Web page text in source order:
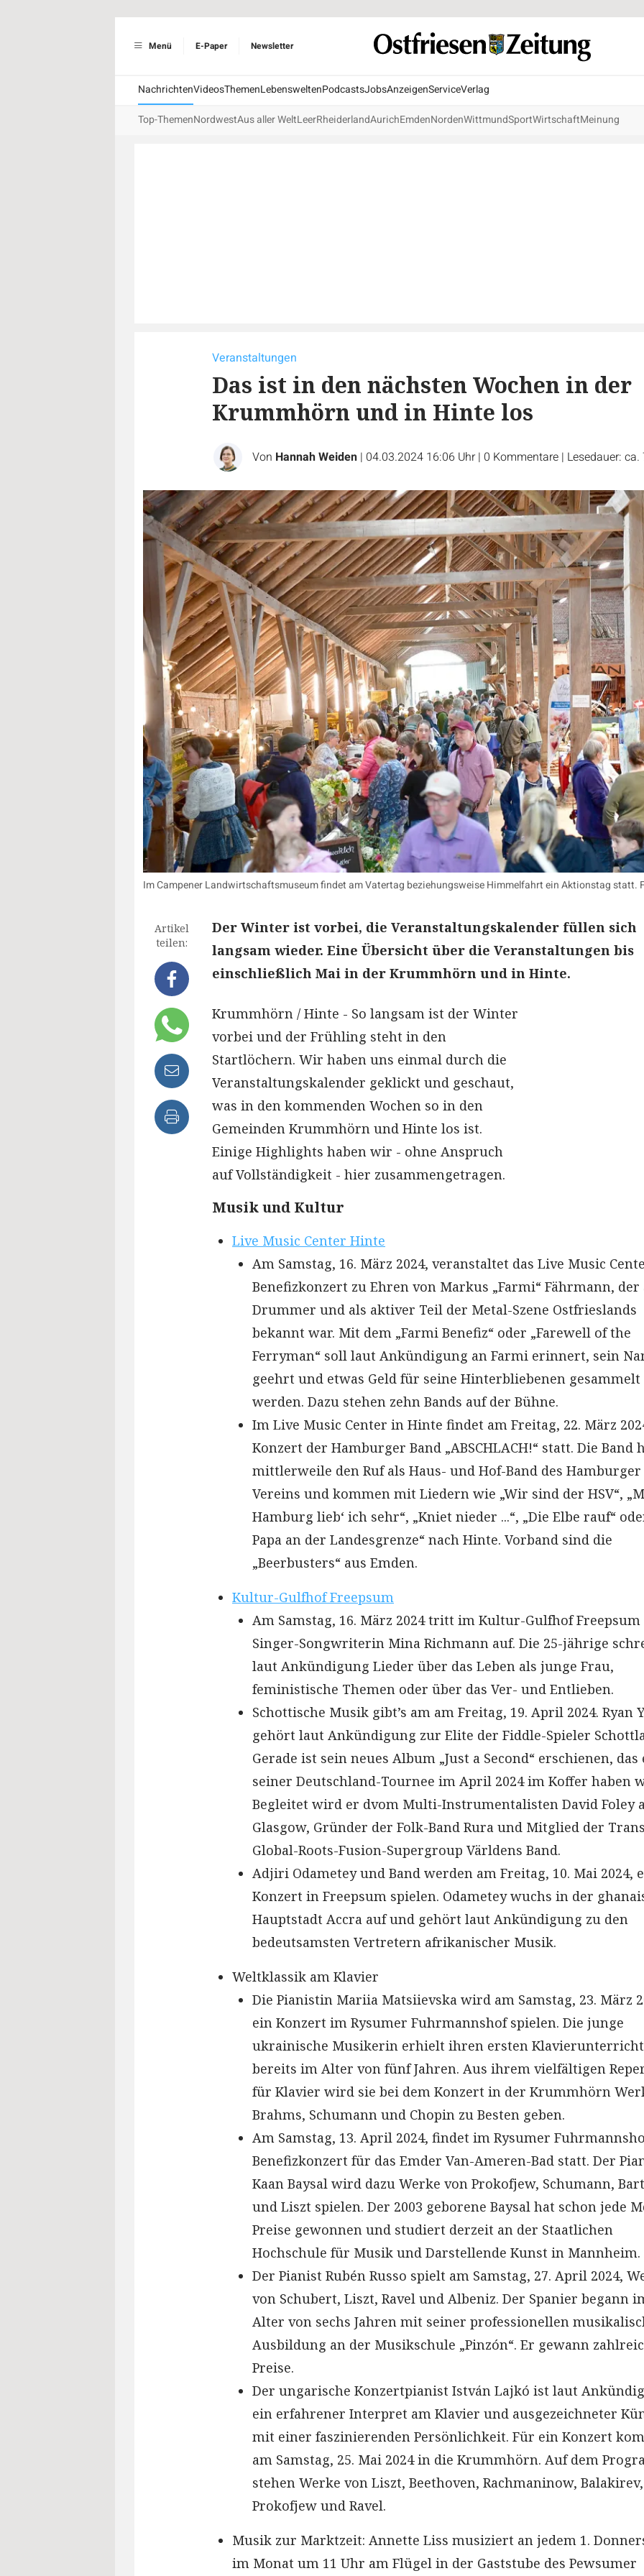
Menü E-Paper Newsletter
NachrichtenVideosThemenLebensweltenPodcastsJobsAnzeigenServiceVerlag
Top-ThemenNordwestAus aller WeltLeerRheiderlandAurichEmdenNordenWittmundSportWirtschaftMeinung
Veranstaltungen
Das ist in den nächsten Wochen in der
Krummhörn und in Hinte los
Von Hannah Weiden | 04.03.2024 16:06 Uhr | 0 Kommentare | Lesedauer:
Im Campener Landwirtschaftsmuseum findet am Vatertag beziehungsweise Himmelfahrt ein Aktionstag statt.
Artikel
teilen:
Der Winter ist vorbei, die Veranstaltungskalender füllen sich
langsam wieder. Eine Übersicht über die Veranstaltungen bis
einschließlich Mai in der Krummhörn und in Hinte.
Krummhörn / Hinte - So langsam ist der Winter
vorbei und der Frühling steht in den
Startlöchern. Wir haben uns einmal durch die
Veranstaltungskalender geklickt und geschaut,
was in den kommenden Wochen so in den
Gemeinden Krummhörn und Hinte los ist.
Einige Highlights haben wir - ohne Anspruch
auf Vollständigkeit - hier zusammengetragen.
Musik und Kultur
Live Music Center Hinte
Am Samstag, 16. März 2024, veranstaltet das Live Music
Benefizkonzert zu Ehren von Markus „Farmi“ Fährmann, der
Drummer und als aktiver Teil der Metal-Szene Ostfrieslands
bekannt war. Mit dem „Farmi Benefiz“ oder „Farewell of the
Ferryman“ soll laut Ankündigung an Farmi erinnert, sein
geehrt und etwas Geld für seine Hinterbliebenen gesammelt
werden. Dazu stehen zehn Bands auf der Bühne.
Im Live Music Center in Hinte findet am Freitag, 22. März
Konzert der Hamburger Band „ABSCHLACH!“ statt. Die Band
mittlerweile den Ruf als Haus- und Hof-Band des
Vereins und kommen mit Liedern wie „Wir sind der HSV“,
Hamburg lieb‘ ich sehr“, „Kniet nieder ...“, „Die Elbe rauf“
Papa an der Landesgrenze“ nach Hinte. Vorband sind die
„Beerbusters“ aus Emden.
Kultur-Gulfhof Freepsum
Am Samstag, 16. März 2024 tritt im Kultur-Gulfhof Freepsum
Singer-Songwriterin Mina Richmann auf. Die 25-jährige
laut Ankündigung Lieder über das Leben als junge Frau,
feministische Themen oder über das Ver- und Entlieben.
Schottische Musik gibt’s am am Freitag, 19. April 2024. Ryan
gehört laut Ankündigung zur Elite der Fiddle-Spieler
Gerade ist sein neues Album „Just a Second“ erschienen, das
seiner Deutschland-Tournee im April 2024 im Koffer haben
Begleitet wird er dvom Multi-Instrumentalisten David Foley
Glasgow, Gründer der Folk-Band Rura und Mitglied der
Global-Roots-Fusion-Supergroup Världens Band.
Adjiri Odametey und Band werden am Freitag, 10. Mai 2024,
Konzert in Freepsum spielen. Odametey wuchs in der
Hauptstadt Accra auf und gehört laut Ankündigung zu den
bedeutsamsten Vertretern afrikanischer Musik.
Weltklassik am Klavier
Die Pianistin Mariia Matsiievska wird am Samstag, 23. März
ein Konzert im Rysumer Fuhrmannshof spielen. Die junge
ukrainische Musikerin erhielt ihren ersten Klavierunterricht
bereits im Alter von fünf Jahren. Aus ihrem vielfältigen
für Klavier wird sie bei dem Konzert in der Krummhörn
Brahms, Schumann und Chopin zu Besten geben.
Am Samstag, 13. April 2024, findet im Rysumer
Benefizkonzert für das Emder Van-Ameren-Bad statt. Der
Kaan Baysal wird dazu Werke von Prokofjew, Schumann,
und Liszt spielen. Der 2003 geborene Baysal hat schon jede
Preise gewonnen und studiert derzeit an der Staatlichen
Hochschule für Musik und Darstellende Kunst in Mannheim.
Der Pianist Rubén Russo spielt am Samstag, 27. April 2024,
von Schubert, Liszt, Ravel und Albeniz. Der Spanier begann
Alter von sechs Jahren mit seiner professionellen
Ausbildung an der Musikschule „Pinzón“. Er gewann
Preise.
Der ungarische Konzertpianist István Lajkó ist laut
ein erfahrener Interpret am Klavier und ausgezeichneter
mit einer faszinierenden Persönlichkeit. Für ein Konzert
am Samstag, 25. Mai 2024 in die Krummhörn. Auf dem
stehen Werke von Liszt, Beethoven, Rachmaninow, Balakirev,
Prokofjew und Ravel.
Musik zur Marktzeit: Annette Liss musiziert an jedem 1.
im Monat um 11 Uhr am Flügel in der Gaststube des Pewsumer